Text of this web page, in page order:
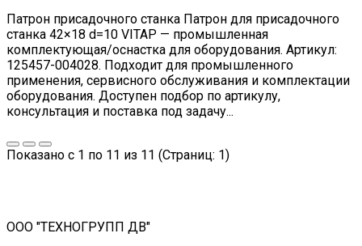
Патрон присадочного станка Патрон для присадочного
станка 42×18 d=10 VITAP — промышленная
комплектующая/оснастка для оборудования. Артикул:
125457-004028. Подходит для промышленного
применения, сервисного обслуживания и комплектации
оборудования. Доступен подбор по артикулу,
консультация и поставка под задачу...
Показано с 1 по 11 из 11 (Страниц: 1)
ООО "ТЕХНОГРУПП ДВ"